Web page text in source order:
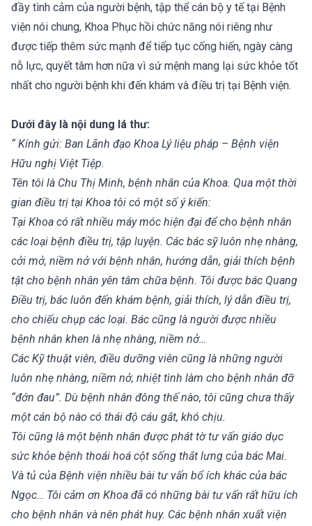
đầy tình cảm của người bệnh, tập thể cán bộ y tế tại Bệnh
viện nói chung, Khoa Phục hồi chức năng nói riêng như
được tiếp thêm sức mạnh để tiếp tục cống hiến, ngày càng
nỗ lực, quyết tâm hơn nữa vì sứ mệnh mang lại sức khỏe tốt
nhất cho người bệnh khi đến khám và điều trị tại Bệnh viện.
Dưới đây là nội dung lá thư:
“ Kính gửi: Ban Lãnh đạo Khoa Lý liệu pháp – Bệnh viện
Hữu nghị Việt Tiệp.
Tên tôi là Chu Thị Minh, bệnh nhân của Khoa. Qua một thời
gian điều trị tại Khoa tôi có một số ý kiến:
Tại Khoa có rất nhiều máy móc hiện đại để cho bệnh nhân
các loại bệnh điều trị, tập luyện. Các bác sỹ luôn nhẹ nhàng,
cởi mở, niềm nở với bệnh nhân, hướng dẫn, giải thích bệnh
tật cho bệnh nhân yên tâm chữa bệnh. Tôi được bác Quang
Điều trị, bác luôn đến khám bệnh, giải thích, lý dẫn điều trị,
cho chiếu chụp các loại. Bác cũng là người được nhiều
bệnh nhân khen là nhẹ nhàng, niềm nở…
Các Kỹ thuật viên, điều dưỡng viên cũng là những người
luôn nhẹ nhàng, niềm nở, nhiệt tình làm cho bệnh nhân đỡ
“đớn đau”. Dù bệnh nhân đông thế nào, tôi cũng chưa thấy
một cán bộ nào có thái độ cáu gắt, khó chịu.
Tôi cũng là một bệnh nhân được phát tờ tư vấn giáo dục
sức khỏe bệnh thoái hoá cột sống thắt lưng của bác Mai.
Và tủ của Bệnh viện nhiều bài tư vấn bổ ích khác của bác
Ngọc… Tôi cảm ơn Khoa đã có những bài tư vấn rất hữu ích
cho bệnh nhân và nên phát huy. Các bệnh nhân xuất viện